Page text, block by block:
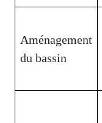
Aménagement
du bassin